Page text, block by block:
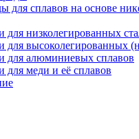
для сплавов на основе
для низколегированных
для высоколегированных
для алюминиевых сплавов
для меди и её сплавов